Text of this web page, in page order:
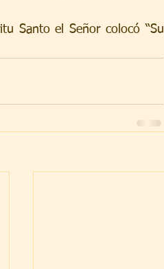
Santo el Señor colocó “Su